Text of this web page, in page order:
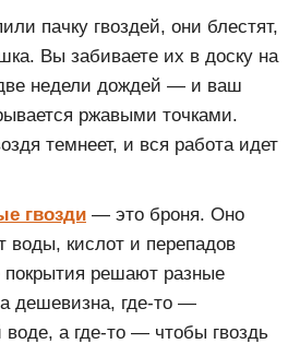
пачку гвоздей, они блестят,
Вы забиваете их в доску на
недели дождей — и ваш
ржавыми точками.
темнеет, и вся работа идет
гвозди — это броня. Оно
воды, кислот и перепадов
покрытия решают разные
дешевизна, где-то —
воде, а где-то — чтобы гвоздь